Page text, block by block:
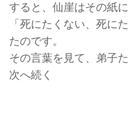
すると、仙崖はその紙に
「死にたくない、死に
たのです。
その言葉を見て、弟子
次へ続く